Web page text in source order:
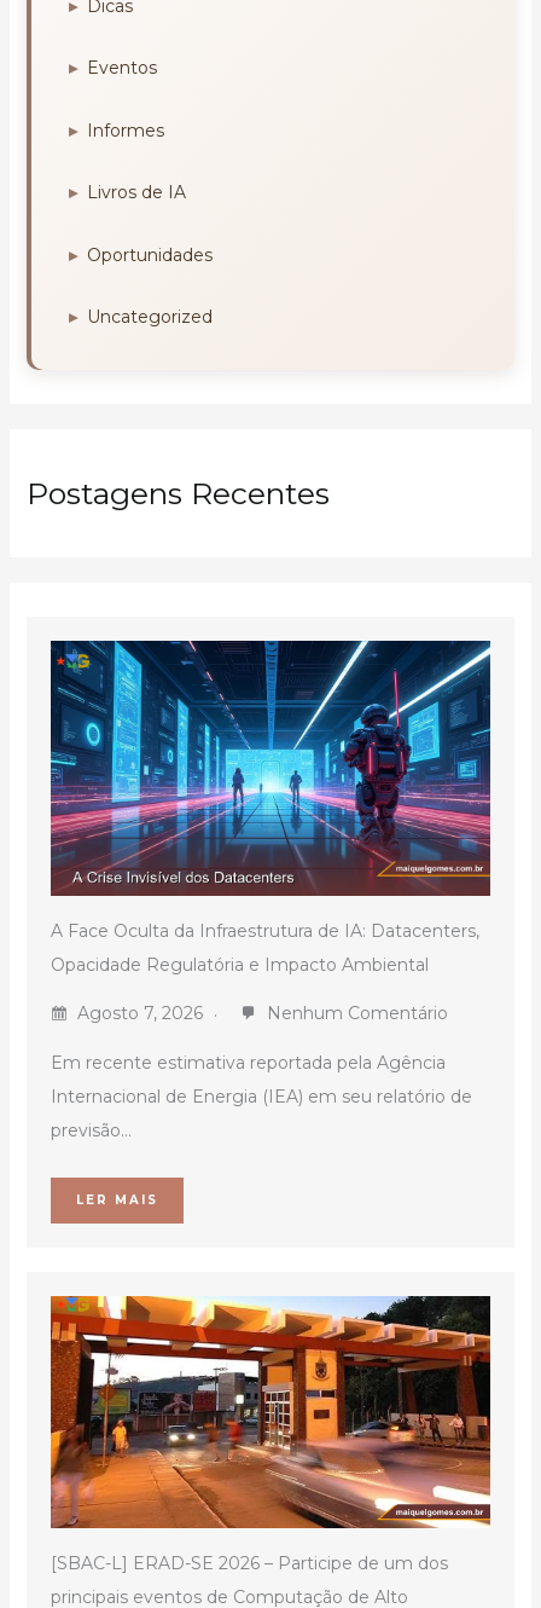
Dicas
Eventos
Informes
Livros de IA
Oportunidades
Uncategorized
Postagens Recentes
A Face Oculta da Infraestrutura de IA: Datacenters,
Opacidade Regulatória e Impacto Ambiental
Agosto 7, 2026 Nenhum Comentário
Em recente estimativa reportada pela Agência
Internacional de Energia (IEA) em seu relatório de
previsão...
LER MAIS
[SBAC-L] ERAD-SE 2026 – Participe de um dos
principais eventos de Computação de Alto